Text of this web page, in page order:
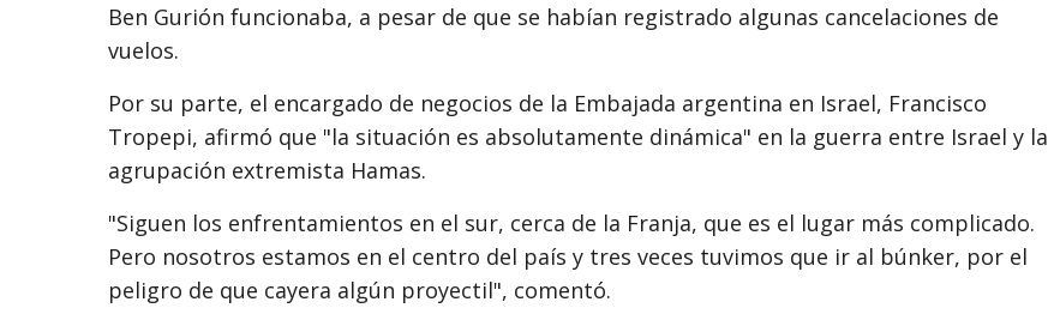
Ben Gurión funcionaba, a pesar de que se habían registrado algunas cancelaciones de
vuelos.
Por su parte, el encargado de negocios de la Embajada argentina en Israel, Francisco
Tropepi, afirmó que "la situación es absolutamente dinámica" en la guerra entre Israel y la
agrupación extremista Hamas.
"Siguen los enfrentamientos en el sur, cerca de la Franja, que es el lugar más complicado.
Pero nosotros estamos en el centro del país y tres veces tuvimos que ir al búnker, por el
peligro de que cayera algún proyectil", comentó.